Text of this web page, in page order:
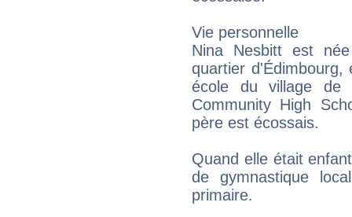
Vie personnelle
Nina Nesbitt est
quartier
école du village de
Community High
père est écossais.
Quand elle était
de gymnastique
primaire.